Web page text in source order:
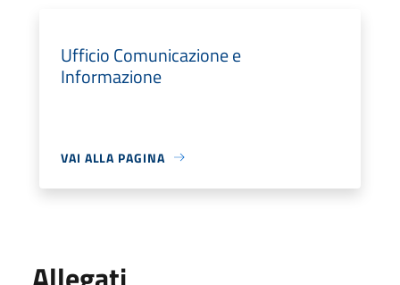
Ufficio Comunicazione e
Informazione
VAI ALLA PAGINA